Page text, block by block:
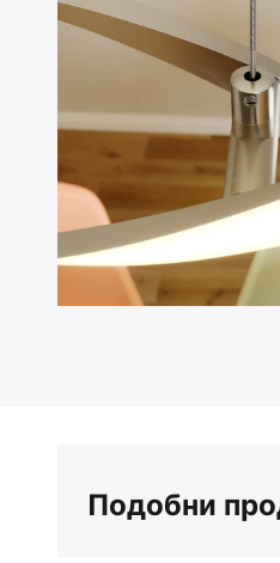
галерия
Подобни